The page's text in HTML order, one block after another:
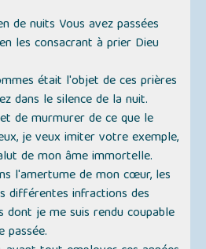
de nuits Vous avez passées
les consacrant à prier Dieu
était l'objet de ces prières
dans le silence de la nuit.
de murmurer de ce que le
je veux imiter votre exemple,
de mon âme immortelle.
l'amertume de mon cœur, les
différentes infractions des
dont je me suis rendu coupable
passée.